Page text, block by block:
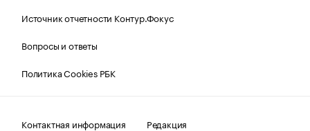
Источник отчетности Контур.Фокус
Вопросы и ответы
Политика Cookies РБК
Контактная информация
Редакция